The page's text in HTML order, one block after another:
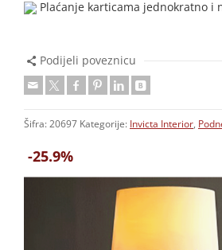
-25.9%
Plaćanje karticama jednokratno i
Podijeli poveznicu
Šifra: 20697 Kategorije: Invicta Interior,